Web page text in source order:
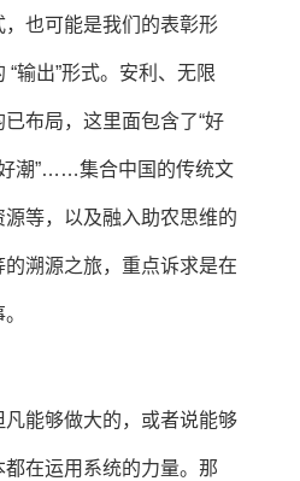
也可能是我们的表彰形
输出”形式。安利、无限
布局，这里面包含了“好
好潮”……集合中国的传统文
等，以及融入助农思维的
溯源之旅，重点诉求是在
能够做大的，或者说能够
在运用系统的力量。那